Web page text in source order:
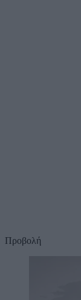
Προβολή